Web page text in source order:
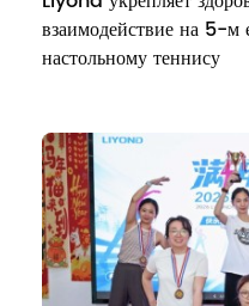
взаимодействие на 5-м
настольному теннису